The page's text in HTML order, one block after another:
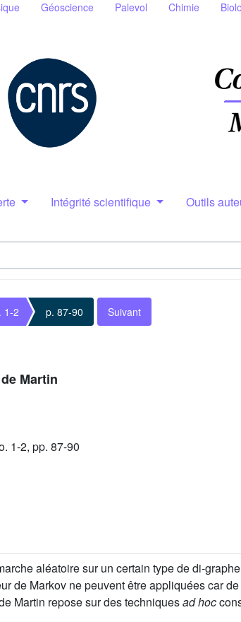
Géoscience Palevol Chimie
Intégrité scientifique Outils
1-2 p. 87-90 Suivant
Martin
1-2, pp. 87-90
aléatoire sur un certain type de di-
de Markov ne peuvent être appliquées car
Martin repose sur des techniquesad hoc